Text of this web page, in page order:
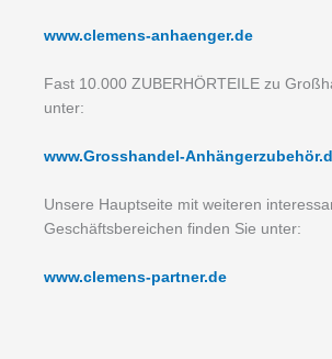
www.clemens-anhaenger.de
Fast 10.000 ZUBERHÖRTEILE zu
unter:
www.Grosshandel-
Unsere Hauptseite mit weiteren
Geschäftsbereichen finden Sie unter:
www.clemens-partner.de